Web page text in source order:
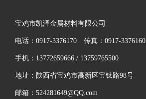
宝鸡市凯泽金属材料有限公司
电话：0917-3376170 传真：0917-3376160
手机：13772659666 / 13759765500
地址：陕西省宝鸡市高新区宝钛路98号
邮箱：524281649@QQ.com